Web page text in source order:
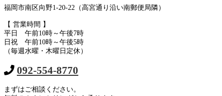
福岡市南区向野1-20-22（高宮通り沿い南郵便局隣）
【 営業時間 】
平日 午前10時～午後7時
日祝 午前10時～午後5時
（毎週水曜・木曜日定休）
092-554-8770
まずはご相談ください。